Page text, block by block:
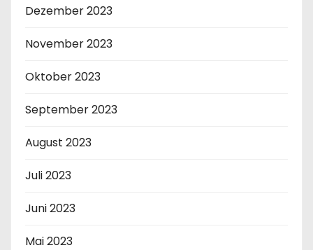
Dezember 2023
November 2023
Oktober 2023
September 2023
August 2023
Juli 2023
Juni 2023
Mai 2023